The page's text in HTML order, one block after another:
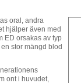
oral, andra
hjälper även med
ED orsakas av typ
stor mängd blod
ont i huvudet,